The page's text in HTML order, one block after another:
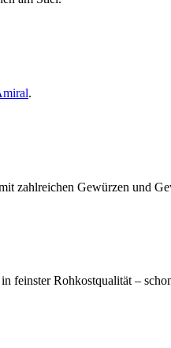
.
zahlreichen Gewürzen und
feinster Rohkostqualität –